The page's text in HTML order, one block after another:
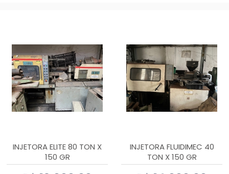
INJETORA ELITE 80 TON X
150 GR
INJETORA FLUIDIMEC 40
TON X 150 GR